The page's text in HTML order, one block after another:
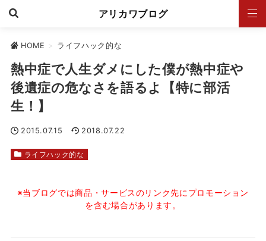
アリカワブログ
HOME > ライフハック的な
熱中症で人生ダメにした僕が熱中症や
後遺症の危なさを語るよ【特に部活
生！】
2015.07.15 2018.07.22
ライフハック的な
※当ブログでは商品・サービスのリンク先にプロモーション
を含む場合があります。